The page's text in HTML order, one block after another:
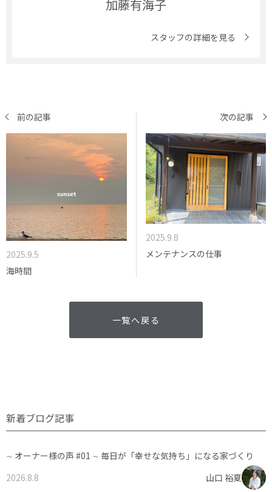
加藤有海子
スタッフの詳細を見る
前の記事
2025.9.5
海時間
次の記事
2025.9.8
メンテナンスの仕事
一覧へ戻る
新着ブログ記事
∼ オーナー様の声 #01 ∼ 毎日が「幸せな気持ち」になる家づくり
2026.8.8
山口 裕夏